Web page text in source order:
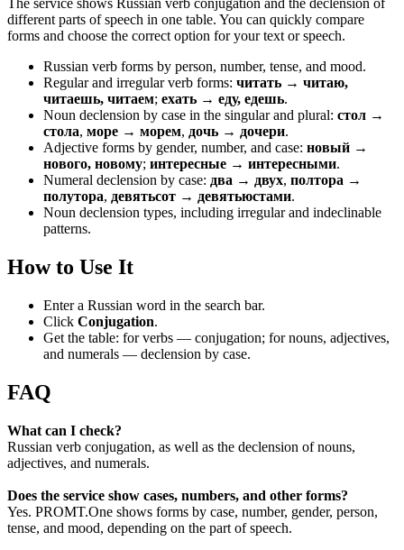
The service shows Russian verb conjugation and the declension of
different parts of speech in one table. You can quickly compare
forms and choose the correct option for your text or speech.
Russian verb forms by person, number, tense, and mood.
Regular and irregular verb forms: читать → читаю,
читаешь, читаем; ехать → еду, едешь.
Noun declension by case in the singular and plural: стол →
стола, море → морем, дочь → дочери.
Adjective forms by gender, number, and case: новый →
нового, новому; интересные → интересными.
Numeral declension by case: два → двух, полтора →
полутора, девятьсот → девятьюстами.
Noun declension types, including irregular and indeclinable
patterns.
How to Use It
Enter a Russian word in the search bar.
Click Conjugation.
Get the table: for verbs — conjugation; for nouns, adjectives,
and numerals — declension by case.
FAQ
What can I check?
Russian verb conjugation, as well as the declension of nouns,
adjectives, and numerals.
Does the service show cases, numbers, and other forms?
Yes. PROMT.One shows forms by case, number, gender, person,
tense, and mood, depending on the part of speech.